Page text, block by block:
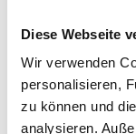
Diese Webseite
Wir verwenden
personalisieren,
zu können und
analysieren.
IVECO Daily I
Kasten/Kombi 35-
(10314204,
2.4